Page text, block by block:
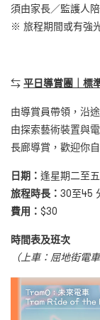
須由家長／監護人
※ 旅程期間或有強
⇆ 平日導賞團｜標
由導賞員帶領，沿
由探索藝術裝置與
長廊導賞，歡迎你
日期： 逢星期二至五
旅程時長： 30至45
費用： $30
時間表及班次
（上車：屈地街電